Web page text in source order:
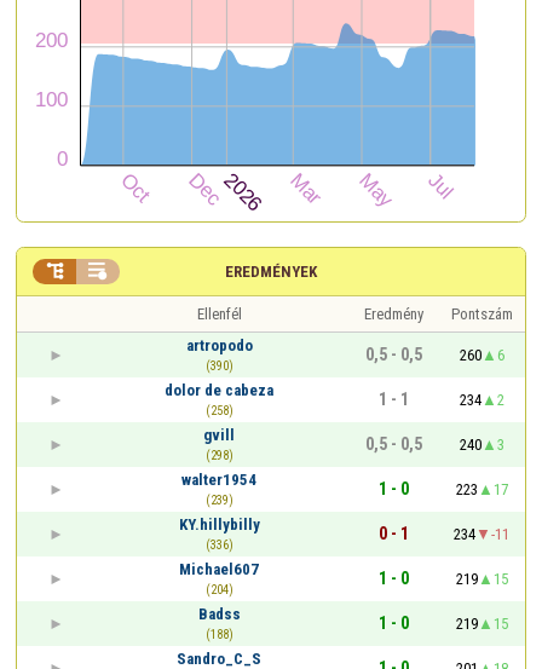
EREDMÉNYEK
 
Ellenfél Eredmény
Pontszám
artropodo
(390)
0,5 - 0,5 260
6
dolor de cabeza
(258)
1 - 1 234
2
gvill
(298)
0,5 - 0,5 240
3
walter1954
(239)
1 - 0 223
17
KY.hillybilly
(336)
0 - 1 234
-11
Michael607
(204)
1 - 0 219
15
Badss
(188)
1 - 0 219
15
Sandro_C_S